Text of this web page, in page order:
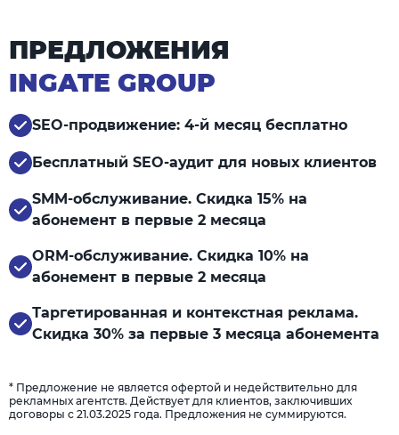
ПРЕДЛОЖЕНИЯ
INGATE GROUP
SEO-продвижение: 4-й месяц бесплатно
Бесплатный SEO-аудит для новых клиентов
SMM-обслуживание. Скидка 15% на
абонемент в первые 2 месяца
ORM-обслуживание. Скидка 10% на
абонемент в первые 2 месяца
Таргетированная и контекстная реклама.
Скидка 30% за первые 3 месяца абонемента
* Предложение не является офертой и недействительно для
рекламных агентств. Действует для клиентов, заключивших
договоры с 21.03.2025 года. Предложения не суммируются.